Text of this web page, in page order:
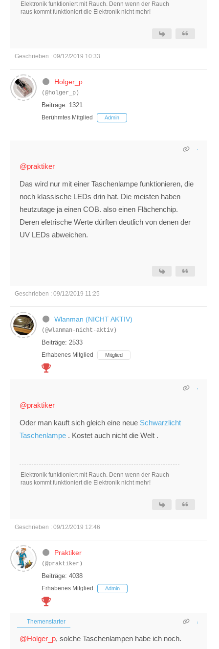
Elektronik funktioniert mit Rauch. Denn wenn der Rauch
raus kommt funktioniert die Elektronik nicht mehr!
Geschrieben : 09/12/2019 10:33
Holger_p
(@holger_p)
Beiträge: 1321
Berühmtes Mitglied Admin
@praktiker
Das wird nur mit einer Taschenlampe funktionieren, die
noch klassische LEDs drin hat. Die meisten haben
heutzutage ja einen COB. also einen Flächenchip.
Deren eletrische Werte dürften deutlich von denen der
UV LEDs abweichen.
Geschrieben : 09/12/2019 11:25
Wlanman (NICHT AKTIV)
(@wlanman-nicht-aktiv)
Beiträge: 2533
Erhabenes Mitglied Mitglied
@praktiker
Oder man kauft sich gleich eine neue Schwarzlicht
Taschenlampe . Kostet auch nicht die Welt .
Elektronik funktioniert mit Rauch. Denn wenn der Rauch
raus kommt funktioniert die Elektronik nicht mehr!
Geschrieben : 09/12/2019 12:46
Praktiker
(@praktiker)
Beiträge: 4038
Erhabenes Mitglied Admin
Themenstarter
@Holger_p, solche Taschenlampen habe ich noch.